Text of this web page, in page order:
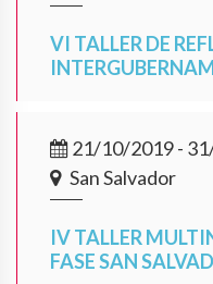
VI TALLER DE
21/10/2019 -
San Salvador
IV TALLER
FASE SAN